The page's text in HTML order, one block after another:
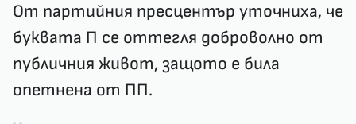
От партийния пресцентър уточниха, че
буквата П се оттегля доброволно от
публичния живот, защото е била
опетнена от ПП.